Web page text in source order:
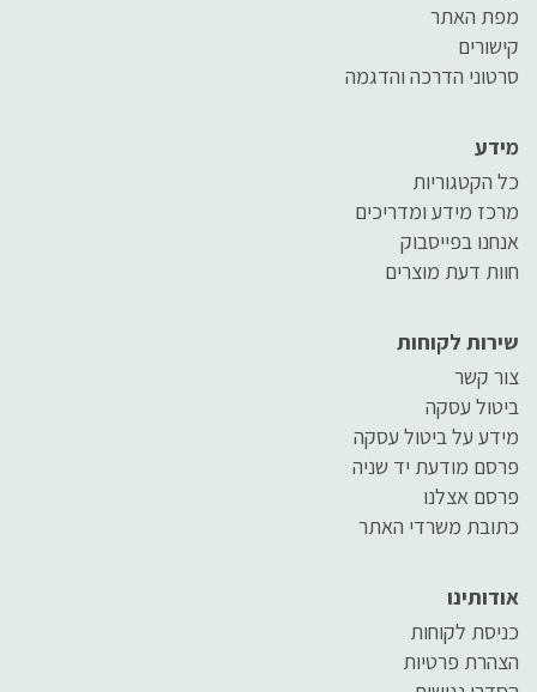
מפת האתר
קישורים
סרטוני הדרכה והדגמה
מידע
כל הקטגוריות
מרכז מידע ומדריכים
אנחנו בפייסבוק
חוות דעת מוצרים
שירות לקוחות
צור קשר
ביטול עסקה
מידע על ביטול עסקה
פרסם מודעת יד שניה
פרסם אצלנו
כתובת משרדי האתר
אודותינו
כניסת לקוחות
הצהרת פרטיות